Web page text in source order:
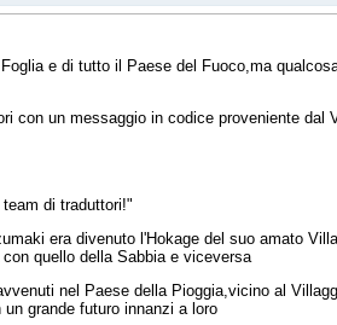
e di tutto il Paese del Fuoco,ma
con un messaggio in codice proveniente dal
di traduttori!"
era divenuto l'Hokage del suo amato
quello della Sabbia e viceversa
nel Paese della Pioggia,vicino al
grande futuro innanzi a loro